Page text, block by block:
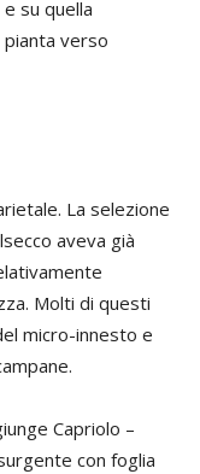
su quella
pianta verso
La selezione
aveva già
Molti di questi
micro-innesto e
Capriolo –
con foglia